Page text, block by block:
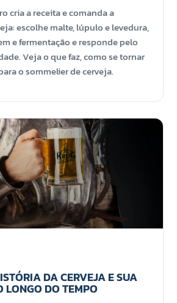
cria a receita e comanda a
escolhe malte, lúpulo e levedura,
e fermentação e responde pelo
Veja o que faz, como se tornar
o sommelier de cerveja.
DA CERVEJA E SUA
LONGO DO TEMPO